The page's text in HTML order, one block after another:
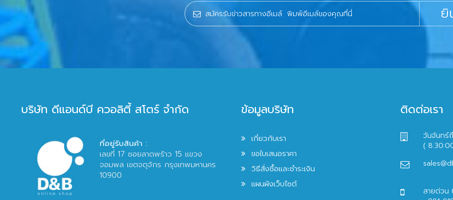
ยิ
บริษัท ดีแอนด์บี ควอลิตี้ สโตร์ จำกัด
ที่อยู่รับสินค้า :
เลขที่ 17 ซอยลาดพร้าว 15 แขวง
จอมพล เขตจตุจักร กรุงเทพมหานคร
10900
ข้อมูลบริษัท
เกี่ยวกับเรา
ขอใบเสนอราคา
วิธีสั่งซื้อและชำระเงิน
แผนผังเว็บไซต์
ติดต่อเรา
วันจันทร์
(
สายด่วน